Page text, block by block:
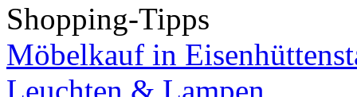
Shopping-Tipps
Möbelkauf in
Leuchten & Lampen